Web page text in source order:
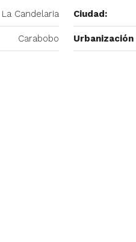
La Candelaria Ciudad:
Carabobo
del Este, Sector: Prado del
Nuestra Señora del Rosario,
Metropolitano de Caracas,